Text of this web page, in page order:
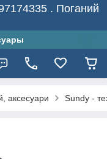
. Поганий
аксесуари Sundy -